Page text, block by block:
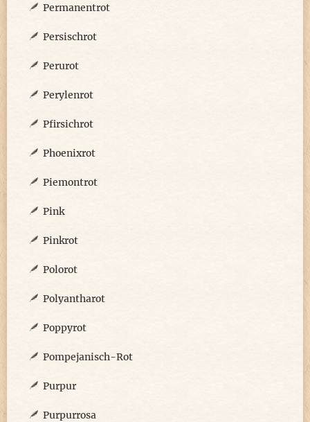
Permanentrot
Persischrot
Perurot
Perylenrot
Pfirsichrot
Phoenixrot
Piemontrot
Pink
Pinkrot
Polorot
Polyantharot
Poppyrot
Pompejanisch-Rot
Purpur
Purpurrosa